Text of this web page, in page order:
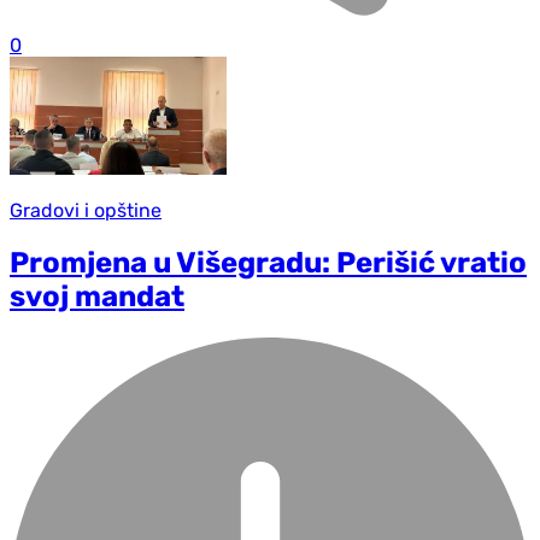
0
Gradovi i opštine
Promjena u Višegradu: Perišić vratio
svoj mandat